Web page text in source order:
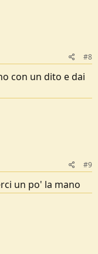
#8
con un dito e dai
#9
un po' la mano